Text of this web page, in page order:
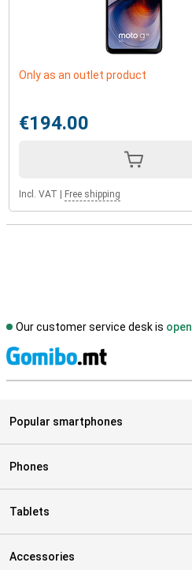
Only as an outlet product
€194.00
Incl. VAT Free shipping
Our customer service desk is open
Popular smartphones
Phones
Tablets
Accessories